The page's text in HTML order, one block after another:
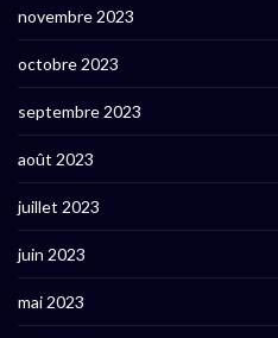
novembre 2023
octobre 2023
septembre 2023
août 2023
juillet 2023
juin 2023
mai 2023